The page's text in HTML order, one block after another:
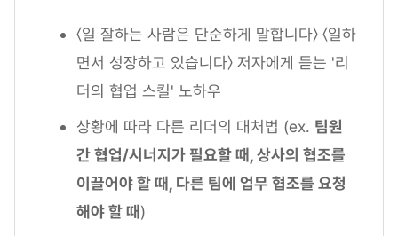
〈일 잘하는 사람은 단순하게 말합니다〉 〈일하
면서 성장하고 있습니다〉 저자에게 듣는 '리
더의 협업 스킬' 노하우
상황에 따라 다른 리더의 대처법 (ex. 팀원
간 협업/시너지가 필요할 때, 상사의 협조를
이끌어야 할 때, 다른 팀에 업무 협조를 요청
해야 할 때)